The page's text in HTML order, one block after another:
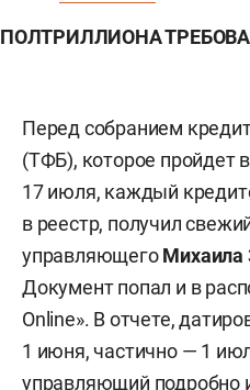
ПОЛТРИЛЛИОНА
Перед собранием
(ТФБ), которое пройдет
17 июля, каждый
в реестр, получил
управляющегоМихаила
Документ попал и в
Online». В отчете,
1 июня, частично — 1
управляющий подробно